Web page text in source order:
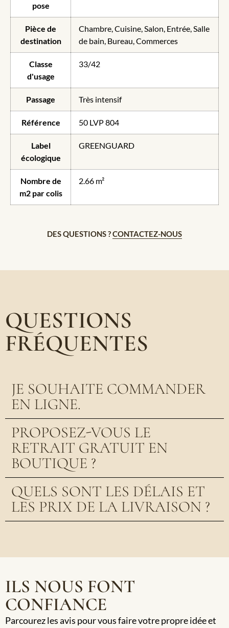
pose
Pièce de
destination
Chambre, Cuisine, Salon, Entrée, Salle
de bain, Bureau, Commerces
Classe
d'usage
33/42
Passage Très intensif
Référence 50 LVP 804
Label
écologique
GREENGUARD
Nombre de
m2 par colis
2.66 m²
DES QUESTIONS ?CONTACTEZ-NOUS
QUESTIONS
FRÉQUENTES
JE SOUHAITE COMMANDER
EN LIGNE.
PROPOSEZ-VOUS LE
RETRAIT GRATUIT EN
BOUTIQUE ?
QUELS SONT LES DÉLAIS ET
LES PRIX DE LA LIVRAISON ?
ILS NOUS FONT
CONFIANCE
Parcourez les avis pour vous faire votre propre idée et